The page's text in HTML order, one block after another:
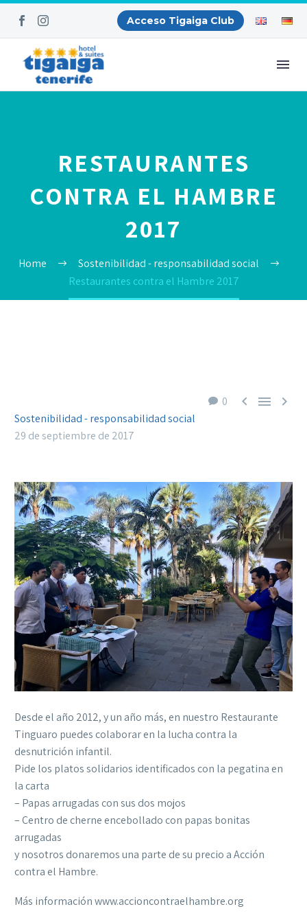
Acceso Tigaiga Club
RESTAURANTES
CONTRA EL HAMBRE
2017
Home
Sostenibilidad - responsabilidad social
Restaurantes contra el Hambre 2017
0   
Sostenibilidad - responsabilidad social
29 de septiembre de 2017
Desde el año 2012, y un año más, en nuestro Restaurante
Tinguaro puedes colaborar en la lucha contra la
desnutrición infantil.
Pide los platos solidarios identificados con la pegatina en
la carta
– Papas arrugadas con sus dos mojos
– Centro de cherne encebollado con papas bonitas
arrugadas
y nosotros donaremos una parte de su precio a Acción
contra el Hambre.
Más información www.accioncontraelhambre.org